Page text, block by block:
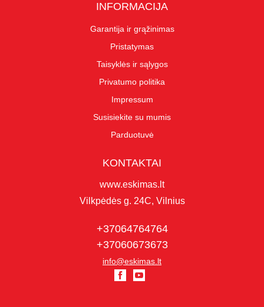
INFORMACIJA
Garantija ir grąžinimas
Pristatymas
Taisyklės ir sąlygos
Privatumo politika
Impressum
Susisiekite su mumis
Parduotuvė
KONTAKTAI
www.eskimas.lt
Vilkpėdės g. 24C, Vilnius
+37064764764
+37060673673
info@eskimas.lt